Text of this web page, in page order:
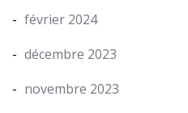
février 2024
décembre 2023
novembre 2023